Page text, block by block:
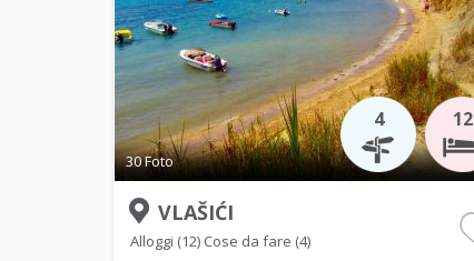
30 Foto
12
4
VLAŠIĆI
Alloggi (12) Cose da fare (4)